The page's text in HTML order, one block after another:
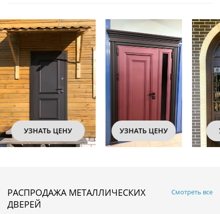
УЗНАТЬ ЦЕНУ УЗНАТЬ ЦЕНУ
РАСПРОДАЖА МЕТАЛЛИЧЕСКИХ
ДВЕРЕЙ
Смотреть все